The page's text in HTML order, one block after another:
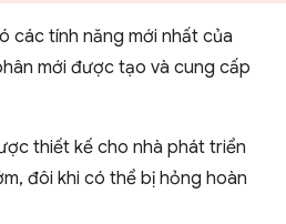
các tính năng mới nhất của
mới được tạo và cung cấp
thiết kế cho nhà phát triển
đôi khi có thể bị hỏng hoàn